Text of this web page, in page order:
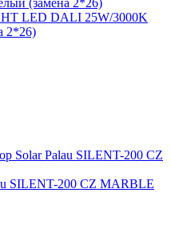
LED DALI 25W/3000K
2*26)
SILENT-200 CZ MARBLE